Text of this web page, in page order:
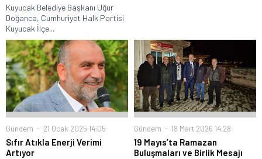
Kuyucak Belediye Başkanı Uğur
Doğanca, Cumhuriyet Halk Partisi
Kuyucak İlçe...
Gündem 21 Ocak 2025 14:05
Sıfır Atıkla Enerji Verimi
Artıyor
Gündem 18 Mart 2026 14:28
19 Mayıs’ta Ramazan
Buluşmaları ve Birlik Mesajı